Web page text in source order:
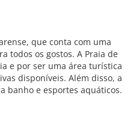
que conta com uma
todos os gostos. A Praia de
e por ser uma área turística
disponíveis. Além disso, a
banho e esportes aquáticos.